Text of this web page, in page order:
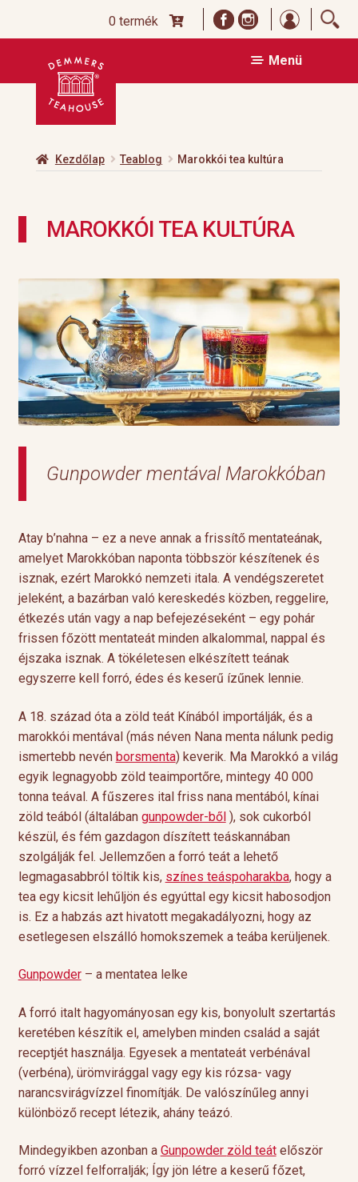
0 termék
Ugrás
navigációhoz
Kilépés
tartalomba
Menü
Kezdőlap Teablog Marokkói tea kultúra
MAROKKÓI TEA KULTÚRA
Gunpowder mentával Marokkóban
Atay b’nahna – ez a neve annak a frissítő mentateának,
amelyet Marokkóban naponta többször készítenek és
isznak, ezért Marokkó nemzeti itala. A vendégszeretet
jeleként, a bazárban való kereskedés közben, reggelire,
étkezés után vagy a nap befejezéseként – egy pohár
frissen főzött mentateát minden alkalommal, nappal és
éjszaka isznak. A tökéletesen elkészített teának
egyszerre kell forró, édes és keserű ízűnek lennie.
A 18. század óta a zöld teát Kínából importálják, és a
marokkói mentával (más néven Nana menta nálunk pedig
ismertebb nevén borsmenta) keverik. Ma Marokkó a világ
egyik legnagyobb zöld teaimportőre, mintegy 40 000
tonna teával. A fűszeres ital friss nana mentából, kínai
zöld teából (általában gunpowder-ből), sok cukorból
készül, és fém gazdagon díszített teáskannában
szolgálják fel. Jellemzően a forró teát a lehető
legmagasabbról töltik kis, színes teáspoharakba, hogy a
tea egy kicsit lehűljön és egyúttal egy kicsit habosodjon
is. Ez a habzás azt hivatott megakadályozni, hogy az
esetlegesen elszálló homokszemek a teába kerüljenek.
Gunpowder– a mentatea lelke
A forró italt hagyományosan egy kis, bonyolult szertartás
keretében készítik el, amelyben minden család a saját
receptjét használja. Egyesek a mentateát verbénával
(verbéna), ürömvirággal vagy egy kis rózsa- vagy
narancsvirágvízzel finomítják. De valószínűleg annyi
különböző recept létezik, ahány teázó.
Mindegyikben azonban a Gunpowder zöld teátelőször
forró vízzel felforralják; Így jön létre a keserű főzet,